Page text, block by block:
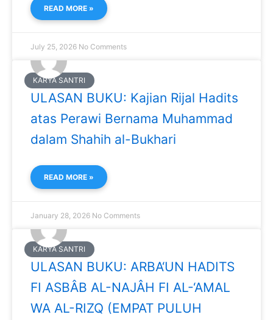
READ MORE »
July 25, 2026 No Comments
KARYA SANTRI
ULASAN BUKU: Kajian Rijal Hadits
atas Perawi Bernama Muhammad
dalam Shahih al-Bukhari
READ MORE »
January 28, 2026 No Comments
KARYA SANTRI
ULASAN BUKU: ARBA‘UN HADITS
FI ASBÂB AL-NAJÂH FI AL-‘AMAL
WA AL-RIZQ (EMPAT PULUH